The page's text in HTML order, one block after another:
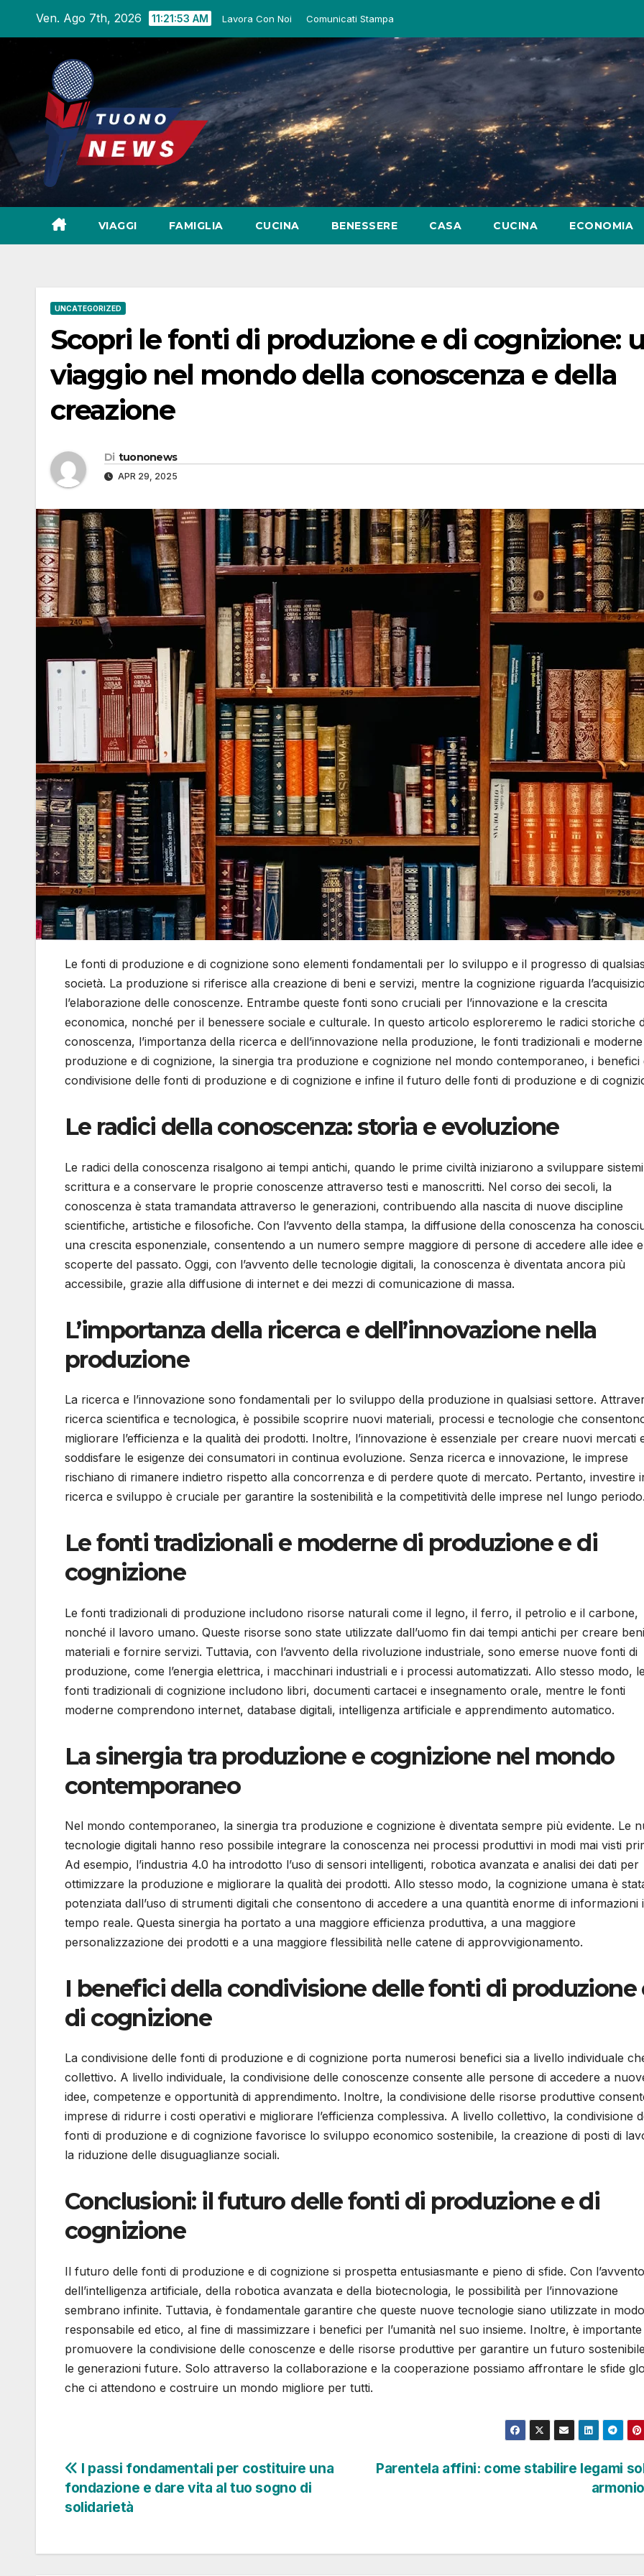
contenuto
Ven. Ago 7th, 2026 11:21:54 AM Lavora Con Noi Comunicati Stampa
VIAGGI FAMIGLIA CUCINA BENESSERE CASA CUCINA ECONOMIA
UNCATEGORIZED
Scopri le fonti di produzione e di cognizione:
viaggio nel mondo della conoscenza e della
creazione
Di tuononews
APR 29, 2025
Le fonti di produzione e di cognizione sono elementi fondamentali per lo sviluppo e il progresso di
società. La produzione si riferisce alla creazione di beni e servizi, mentre la cognizione riguarda
l’elaborazione delle conoscenze. Entrambe queste fonti sono cruciali per l’innovazione e la crescita
economica, nonché per il benessere sociale e culturale. In questo articolo esploreremo le radici storiche
conoscenza, l’importanza della ricerca e dell’innovazione nella produzione, le fonti tradizionali e
produzione e di cognizione, la sinergia tra produzione e cognizione nel mondo contemporaneo, i benefici
condivisione delle fonti di produzione e di cognizione e infine il futuro delle fonti di produzione e di
Le radici della conoscenza: storia e evoluzione
Le radici della conoscenza risalgono ai tempi antichi, quando le prime civiltà iniziarono a sviluppare
scrittura e a conservare le proprie conoscenze attraverso testi e manoscritti. Nel corso dei secoli, la
conoscenza è stata tramandata attraverso le generazioni, contribuendo alla nascita di nuove discipline
scientifiche, artistiche e filosofiche. Con l’avvento della stampa, la diffusione della conoscenza ha
una crescita esponenziale, consentendo a un numero sempre maggiore di persone di accedere alle idee
scoperte del passato. Oggi, con l’avvento delle tecnologie digitali, la conoscenza è diventata ancora più
accessibile, grazie alla diffusione di internet e dei mezzi di comunicazione di massa.
L’importanza della ricerca e dell’innovazione nella
produzione
La ricerca e l’innovazione sono fondamentali per lo sviluppo della produzione in qualsiasi settore.
ricerca scientifica e tecnologica, è possibile scoprire nuovi materiali, processi e tecnologie che
migliorare l’efficienza e la qualità dei prodotti. Inoltre, l’innovazione è essenziale per creare nuovi mercati
soddisfare le esigenze dei consumatori in continua evoluzione. Senza ricerca e innovazione, le imprese
rischiano di rimanere indietro rispetto alla concorrenza e di perdere quote di mercato. Pertanto, investire
ricerca e sviluppo è cruciale per garantire la sostenibilità e la competitività delle imprese nel lungo periodo.
Le fonti tradizionali e moderne di produzione e di
cognizione
Le fonti tradizionali di produzione includono risorse naturali come il legno, il ferro, il petrolio e il carbone,
nonché il lavoro umano. Queste risorse sono state utilizzate dall’uomo fin dai tempi antichi per creare beni
materiali e fornire servizi. Tuttavia, con l’avvento della rivoluzione industriale, sono emerse nuove fonti di
produzione, come l’energia elettrica, i macchinari industriali e i processi automatizzati. Allo stesso modo, le
fonti tradizionali di cognizione includono libri, documenti cartacei e insegnamento orale, mentre le fonti
moderne comprendono internet, database digitali, intelligenza artificiale e apprendimento automatico.
La sinergia tra produzione e cognizione nel mondo
contemporaneo
Nel mondo contemporaneo, la sinergia tra produzione e cognizione è diventata sempre più evidente. Le
tecnologie digitali hanno reso possibile integrare la conoscenza nei processi produttivi in modi mai visti
Ad esempio, l’industria 4.0 ha introdotto l’uso di sensori intelligenti, robotica avanzata e analisi dei dati per
ottimizzare la produzione e migliorare la qualità dei prodotti. Allo stesso modo, la cognizione umana è
potenziata dall’uso di strumenti digitali che consentono di accedere a una quantità enorme di informazioni
tempo reale. Questa sinergia ha portato a una maggiore efficienza produttiva, a una maggiore
personalizzazione dei prodotti e a una maggiore flessibilità nelle catene di approvvigionamento.
I benefici della condivisione delle fonti di produzione
di cognizione
La condivisione delle fonti di produzione e di cognizione porta numerosi benefici sia a livello individuale
collettivo. A livello individuale, la condivisione delle conoscenze consente alle persone di accedere a
idee, competenze e opportunità di apprendimento. Inoltre, la condivisione delle risorse produttive
imprese di ridurre i costi operativi e migliorare l’efficienza complessiva. A livello collettivo, la condivisione
fonti di produzione e di cognizione favorisce lo sviluppo economico sostenibile, la creazione di posti di
la riduzione delle disuguaglianze sociali.
Conclusioni: il futuro delle fonti di produzione e di
cognizione
Il futuro delle fonti di produzione e di cognizione si prospetta entusiasmante e pieno di sfide. Con l’avvento
dell’intelligenza artificiale, della robotica avanzata e della biotecnologia, le possibilità per l’innovazione
sembrano infinite. Tuttavia, è fondamentale garantire che queste nuove tecnologie siano utilizzate in modo
responsabile ed etico, al fine di massimizzare i benefici per l’umanità nel suo insieme. Inoltre, è importante
promuovere la condivisione delle conoscenze e delle risorse produttive per garantire un futuro
le generazioni future. Solo attraverso la collaborazione e la cooperazione possiamo affrontare le sfide
che ci attendono e costruire un mondo migliore per tutti.
Navigazione
articoli
Parentela affini: come stabilire legami
I passi fondamentali per costituire una
fondazione e dare vita al tuo sogno di
solidarietà